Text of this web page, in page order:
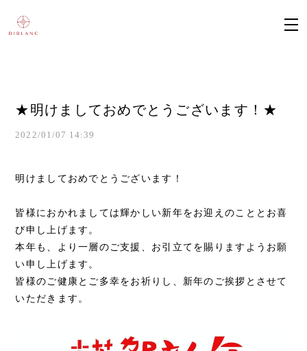
★明けましておめでとうございます！★
2022/01/07 14:39
明けましておめでとうございます！
皆様におかれましては輝かしい新年をお迎えのこととお喜
び申し上げます。
本年も、より一層のご支援、お引立てを賜りますようお願
い申し上げます。
皆様のご健康とご多幸をお祈りし、新年のご挨拶とさせて
いただきます。